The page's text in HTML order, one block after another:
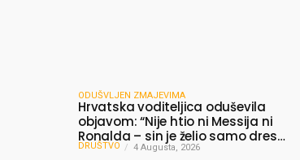
ODUŠVLJEN ZMAJEVIMA
Hrvatska voditeljica oduševila
objavom: “Nije htio ni Messija ni
Ronalda – sin je želio samo dres
Bosne”
DRUŠTVO 4 Augusta, 2026